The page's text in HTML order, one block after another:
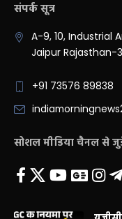
संपर्क सूत्र
A-9, 10, Industrial
Jaipur Rajasthan-
+91 73576 89838
सोशल मीडिया चैनल से